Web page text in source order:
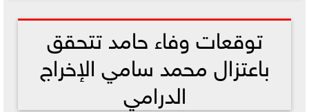
توقعات وفاء حامد تتحقق
باعتزال محمد سامي الإخراج
الدرامي